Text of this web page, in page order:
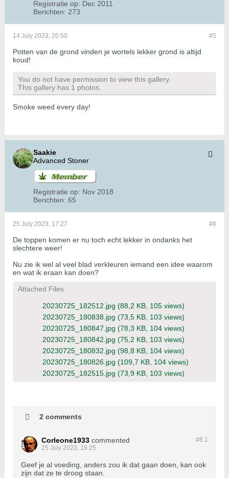
Registratie op: Dec 2011
Berichten: 273
#5
14 July 2023, 20:50
Potten van de grond vinden je wortels lekker grond is altijd
koud!
You do not have permission to view this gallery.
This gallery has 1 photos.
Smoke weed every day!
Saakie
Advanced Stoner
Registratie op: Nov 2018
Berichten: 65
#6
25 July 2023, 17:27
De toppen komen er nu toch echt lekker in ondanks het
slechtere weer!
Nu zie ik wel al veel blad verkleuren iemand een idee waarom
en wat ik eraan kan doen?
Attached Files
20230725_182512.jpg (88,2 KB, 105 views)
20230725_180838.jpg (73,5 KB, 103 views)
20230725_180847.jpg (78,3 KB, 104 views)
20230725_180842.jpg (75,2 KB, 103 views)
20230725_180832.jpg (98,8 KB, 104 views)
20230725_180826.jpg (109,7 KB, 104 views)
20230725_182515.jpg (73,9 KB, 103 views)
2 comments
#6.1
Corleone1933 commented
25 July 2023, 19:25
Geef je al voeding, anders zou ik dat gaan doen, kan ook
zijn dat ze te droog staan.